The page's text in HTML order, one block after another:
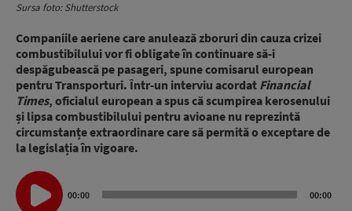
Sursa foto: Shutterstock
Companiile aeriene care anulează zboruri din cauza crizei
combustibilului vor fi obligate în continuare să-i
despăgubească pe pasageri, spune comisarul european
pentru Transporturi. Într-un interviu acordat Financial
Times, oficialul european a spus că scumpirea kerosenului
și lipsa combustibilului pentru avioane nu reprezintă
circumstanțe extraordinare care să permită o exceptare de
la legislația în vigoare.
Audio
00:00 00:00